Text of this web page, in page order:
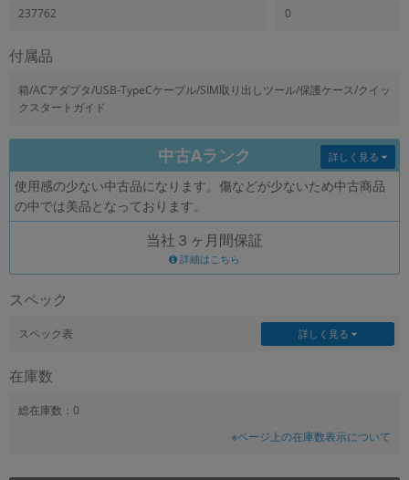
237762 0
付属品
箱/ACアダプタ/USB-TypeCケーブル/SIM取り出しツール/保護ケース/クイッ
クスタートガイド
中古Aランク
使用感の少ない中古品になります。傷などが少ないため中古商品
の中では美品となっております。
詳しく見る
当社３ヶ月間保証
詳細はこちら
スペック
スペック表 詳しく見る
在庫数
総在庫数：0
※ページ上の在庫数表示について
商品状態の絞り込み
「新品」「未使用」「中古」など
OS
OSの絞り込み
容量
モニタサイズ